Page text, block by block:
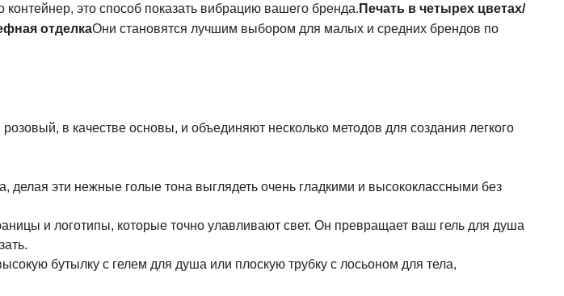
контейнер, это способ показать вибрацию вашего бренда. Печать в четырех цветах/
отделкаОни становятся лучшим выбором для малых и средних брендов по
в качестве основы, и объединяют несколько методов для создания легкого
делая эти нежные голые тона выглядеть очень гладкими и высококлассными без
и логотипы, которые точно улавливают свет. Он превращает ваш гель для душа
бутылку с гелем для душа или плоскую трубку с лосьоном для тела,